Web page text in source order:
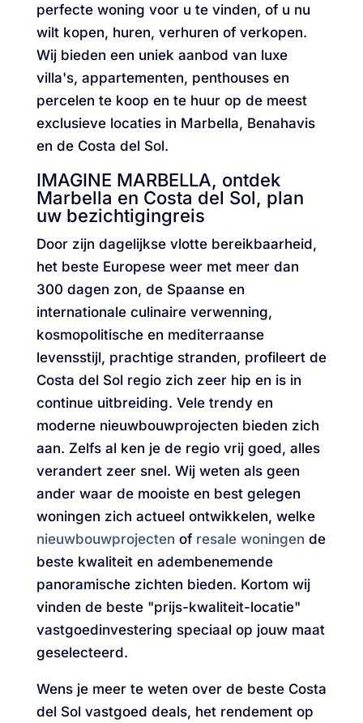
perfecte woning voor u te vinden, of u nu
wilt kopen, huren, verhuren of verkopen.
Wij bieden een uniek aanbod van luxe
villa's, appartementen, penthouses en
percelen te koop en te huur op de meest
exclusieve locaties in Marbella, Benahavis
en de Costa del Sol.
IMAGINE MARBELLA, ontdek
Marbella en Costa del Sol, plan
uw bezichtigingreis
Door zijn dagelijkse vlotte bereikbaarheid,
het beste Europese weer met meer dan
300 dagen zon, de Spaanse en
internationale culinaire verwenning,
kosmopolitische en mediterraanse
levensstijl, prachtige stranden, profileert de
Costa del Sol regio zich zeer hip en is in
continue uitbreiding. Vele trendy en
moderne nieuwbouwprojecten bieden zich
aan. Zelfs al ken je de regio vrij goed, alles
verandert zeer snel. Wij weten als geen
ander waar de mooiste en best gelegen
woningen zich actueel ontwikkelen, welke
nieuwbouwprojecten of resale woningen de
beste kwaliteit en adembenemende
panoramische zichten bieden. Kortom wij
vinden de beste "prijs-kwaliteit-locatie"
vastgoedinvestering speciaal op jouw maat
geselecteerd.
Wens je meer te weten over de beste Costa
del Sol vastgoed deals, het rendement op